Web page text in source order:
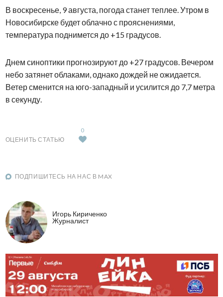
В воскресенье, 9 августа, погода станет теплее. Утром в
Новосибирске будет облачно с прояснениями,
температура поднимется до +15 градусов.
Днем синоптики прогнозируют до +27 градусов. Вечером
небо затянет облаками, однако дождей не ожидается.
Ветер сменится на юго-западный и усилится до 7,7 метра
в секунду.
ОЦЕНИТЬ СТАТЬЮ
0
ПОДПИШИТЕСЬ НА НАС В MAX
Игорь Кириченко
Журналист